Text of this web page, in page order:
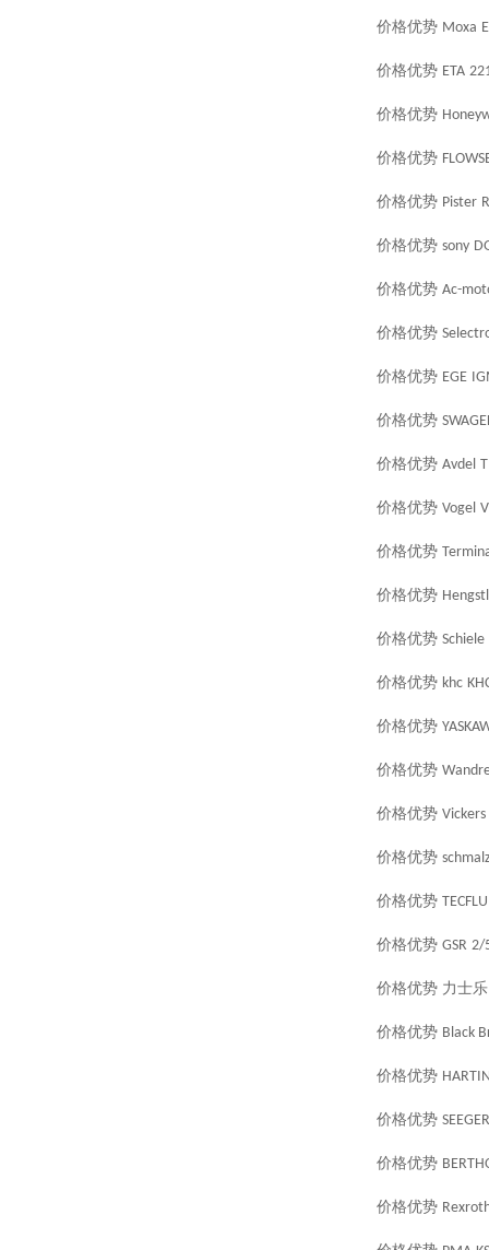
价格优势 Moxa
价格优势 ETA
价格优势
价格优势
价格优势 Pister
价格优势 sony
价格优势 Ac-
价格优势
价格优势 EGE
价格优势
价格优势 Avdel
价格优势 Vogel
价格优势
价格优势
价格优势 Schiele
价格优势 khc
价格优势
价格优势
价格优势 Vickers
价格优势
价格优势
价格优势 GSR 2/
价格优势 力士乐
价格优势 Black
价格优势
价格优势 SEEGER
价格优势
价格优势